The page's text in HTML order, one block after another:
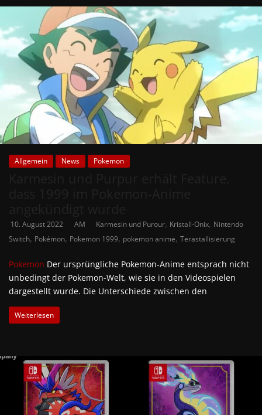
Allgemein News Pokemon
10. August 2022 AM Karmesin und Purour, Kristall-Onix, Nintendo
Switch, Pokémon, Pokemon 1999, pokemon anime, Terastallisierung
Pokemon Der ursprüngliche Pokemon-Anime entsprach nicht
unbedingt der Pokemon-Welt, wie sie in den Videospielen
dargestellt wurde. Die Unterschiede zwischen den
Weiterlesen